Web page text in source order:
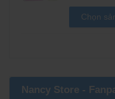
Chọn
Nancy Store -